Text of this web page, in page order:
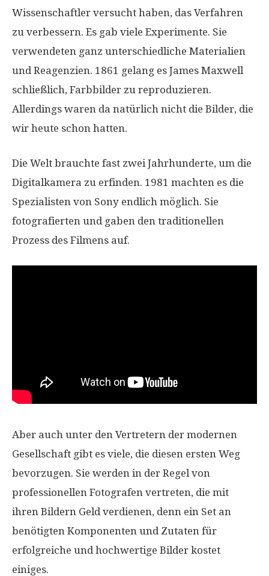
Wissenschaftler versucht haben, das Verfahren
zu verbessern. Es gab viele Experimente. Sie
verwendeten ganz unterschiedliche Materialien
und Reagenzien. 1861 gelang es James Maxwell
schließlich, Farbbilder zu reproduzieren.
Allerdings waren da natürlich nicht die Bilder, die
wir heute schon hatten.
Die Welt brauchte fast zwei Jahrhunderte, um die
Digitalkamera zu erfinden. 1981 machten es die
Spezialisten von Sony endlich möglich. Sie
fotografierten und gaben den traditionellen
Prozess des Filmens auf.
Aber auch unter den Vertretern der modernen
Gesellschaft gibt es viele, die diesen ersten Weg
bevorzugen. Sie werden in der Regel von
professionellen Fotografen vertreten, die mit
ihren Bildern Geld verdienen, denn ein Set an
benötigten Komponenten und Zutaten für
erfolgreiche und hochwertige Bilder kostet
einiges.